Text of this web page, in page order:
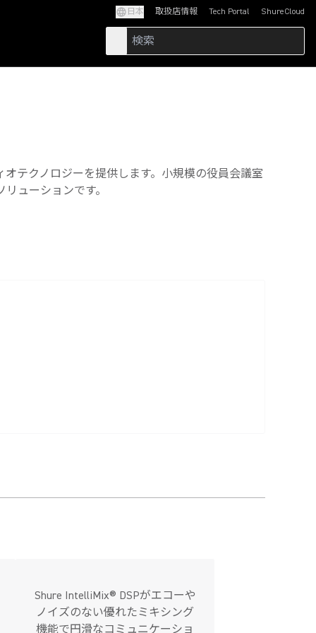
日本 取扱店情報 Tech Portal
(Opens in a new tab)ShureCloud
(Opens in a new
テクノロジーを提供します。小規模の役員会議室
ューションです。
Shure IntelliMix® DSPがエコーや
ノイズのない優れたミキシング
機能で円滑なコミュニケーショ